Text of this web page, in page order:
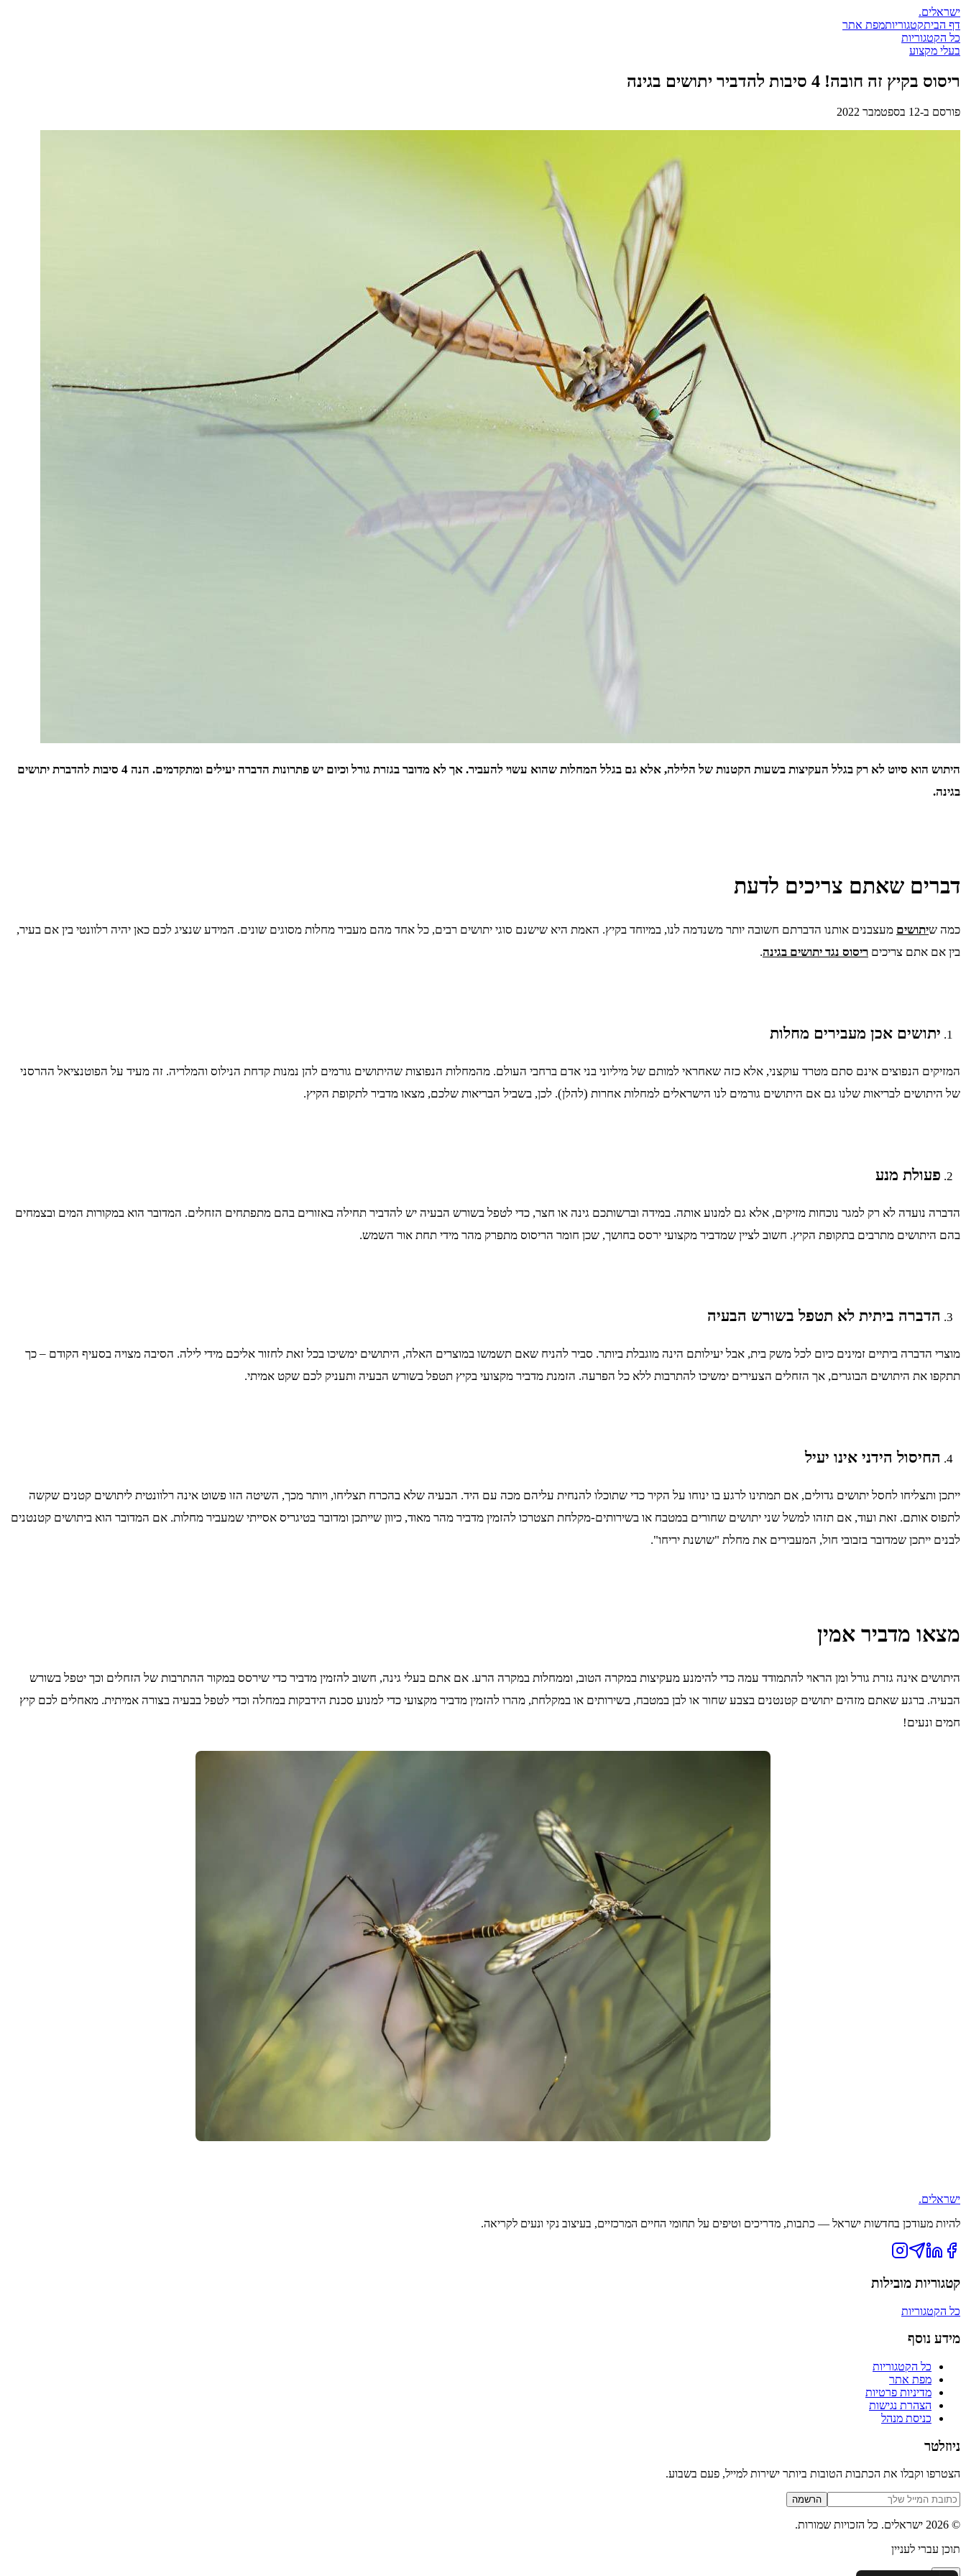
ישראלים.
דף הביתקטגוריותמפת אתר
כל הקטגוריות
בעלי מקצוע
ריסוס בקיץ זה חובה! 4 סיבות להדביר יתושים בגינה
פורסם ב-12 בספטמבר 2022
היתוש הוא סיוט לא רק בגלל העקיצות בשעות הקטנות של הלילה, אלא גם בגלל המחלות שהוא עשוי להעביר. אך לא מדובר בגזרת גורל וכיום יש פתרונות הדברה יעילים ומתקדמים. הנה 4 סיבות להדברת יתושים
בגינה.
דברים שאתם צריכים לדעת
כמה שיתושים מעצבנים אותנו הדברתם חשובה יותר משנדמה לנו, במיוחד בקיץ. האמת היא שישנם סוגי יתושים רבים, כל אחד מהם מעביר מחלות מסוגים שונים. המידע שנציג לכם כאן יהיה רלוונטי בין אם בעיר,
בין אם אתם צריכים ריסוס נגד יתושים בגינה.
יתושים אכן מעבירים מחלות
המזיקים הנפוצים אינם סתם מטרד עוקצני, אלא כזה שאחראי למותם של מיליוני בני אדם ברחבי העולם. מהמחלות הנפוצות שהיתושים גורמים להן נמנות קדחת הנילוס והמלריה. זה מעיד על הפוטנציאל ההרסני
של היתושים לבריאות שלנו גם אם היתושים גורמים לנו הישראלים למחלות אחרות (להלן). לכן, בשביל הבריאות שלכם, מצאו מדביר לתקופת הקיץ.
פעולת מנע
הדברה נועדה לא רק למגר נוכחות מזיקים, אלא גם למנוע אותה. במידה וברשותכם גינה או חצר, כדי לטפל בשורש הבעיה יש להדביר תחילה באזורים בהם מתפתחים הזחלים. המדובר הוא במקורות המים ובצמחים
בהם היתושים מתרבים בתקופת הקיץ. חשוב לציין שמדביר מקצועי ירסס בחושך, שכן חומר הריסוס מתפרק מהר מידי תחת אור השמש.
הדברה ביתית לא תטפל בשורש הבעיה
מוצרי הדברה ביתיים זמינים כיום לכל משק בית, אבל יעילותם הינה מוגבלת ביותר. סביר להניח שאם תשמשו במוצרים האלה, היתושים ימשיכו בכל זאת לחזור אליכם מידי לילה. הסיבה מצויה בסעיף הקודם – כך
תתקפו את היתושים הבוגרים, אך הזחלים הצעירים ימשיכו להתרבות ללא כל הפרעה. הזמנת מדביר מקצועי בקיץ תטפל בשורש הבעיה ותעניק לכם שקט אמיתי.
החיסול הידני אינו יעיל
ייתכן ותצליחו לחסל יתושים גדולים, אם תמתינו לרגע בו ינוחו על הקיר כדי שתוכלו להנחית עליהם מכה עם היד. הבעיה שלא בהכרח תצליחו, ויותר מכך, השיטה הזו פשוט אינה רלוונטית ליתושים קטנים שקשה
לתפוס אותם. זאת ועוד, אם תזהו למשל שני יתושים שחורים במטבח או בשירותים-מקלחת תצטרכו להזמין מדביר מהר מאוד, כיוון שייתכן ומדובר בטיגריס אסייתי שמעביר מחלות. אם המדובר הוא ביתושים קטנטנים
לבנים ייתכן שמדובר בזבובי חול, המעבירים את מחלת "שושנת יריחו".
מצאו מדביר אמין
היתושים אינה גזרת גורל ומן הראוי להתמודד עמה כדי להימנע מעקיצות במקרה הטוב, וממחלות במקרה הרע. אם אתם בעלי גינה, חשוב להזמין מדביר כדי שירסס במקור ההתרבות של הזחלים וכך יטפל בשורש
הבעיה. ברגע שאתם מזהים יתושים קטנטנים בצבע שחור או לבן במטבח, בשירותים או במקלחת, מהרו להזמין מדביר מקצועי כדי למנוע סכנת הידבקות במחלה וכדי לטפל בבעיה בצורה אמיתית. מאחלים לכם קיץ
חמים ונעים!
ישראלים.
להיות מעודכן בחדשות ישראל — כתבות, מדריכים וטיפים על תחומי החיים המרכזיים, בעיצוב נקי ונעים לקריאה.
קטגוריות מובילות
כל הקטגוריות
מידע נוסף
כל הקטגוריות
מפת אתר
מדיניות פרטיות
הצהרת נגישות
כניסת מנהל
ניוזלטר
הצטרפו וקבלו את הכתבות הטובות ביותר ישירות למייל, פעם בשבוע.
הרשמה
©
2026 ישראלים. כל הזכויות שמורות.
תוכן עברי לעניין